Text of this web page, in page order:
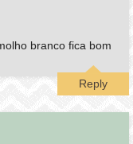
branco fica bom
Reply